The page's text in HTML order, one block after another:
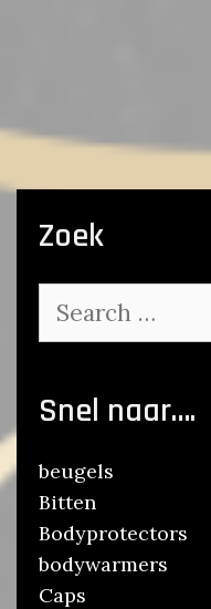
Zoek
for:
Snel naar….
beugels
Bitten
Bodyprotectors
bodywarmers
Caps